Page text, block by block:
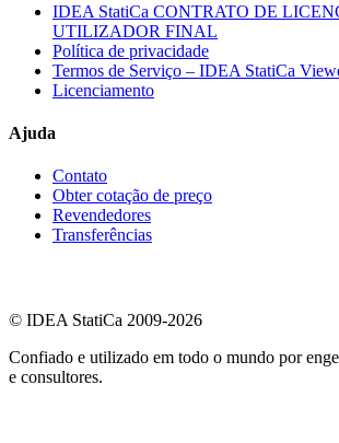
IDEA StatiCa CONTRATO DE
UTILIZADOR FINAL
Política de privacidade
Termos de Serviço – IDEA StatiCa
Licenciamento
Ajuda
Contato
Obter cotação de preço
Revendedores
Transferências
© IDEA StatiCa 2009-2026
Confiado e utilizado em todo o mundo por
e consultores.